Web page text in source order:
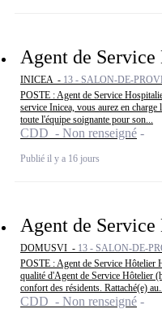
Agent de
INICEA - 13 - SALON-DE-
POSTE : Agent de Service
service Inicea, vous aurez en
toute l'équipe soignante pour son...
CDD - Non renseigné
Publié il y a 16 jours
Agent de
DOMUSVI - 13 - SALON-DE-
POSTE : Agent de Service
qualité d'Agent de Service Hôtelier
confort des résidents. Rattaché(e)
CDD - Non renseigné